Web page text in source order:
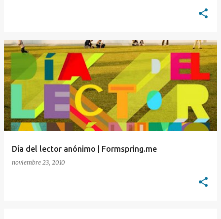
Día del lector anónimo | Formspring.me
noviembre 23, 2010